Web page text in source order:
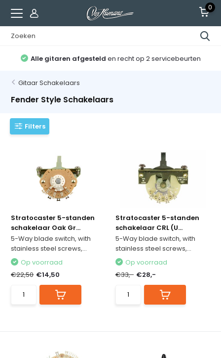
0
Alle gitaren afgesteld en recht op 2 servicebeurten
Gitaar Schakelaars
Fender Style Schakelaars
Filters
Stratocaster 5-standen
schakelaar Oak Gr...
5-Way blade switch, with
stainless steel screws,...
Op voorraad
€22,50 €14,50
Stratocaster 5-standen
schakelaar CRL (U...
5-Way blade switch, with
stainless steel screws,...
Op voorraad
€33,- €28,-